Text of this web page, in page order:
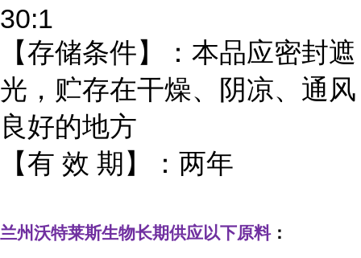
30:1
【存储条件】：本品应密封遮
光，贮存在干燥、阴凉、通风
良好的地方
【有 效 期】：两年
兰州沃特莱斯生物长期供应以下原料：